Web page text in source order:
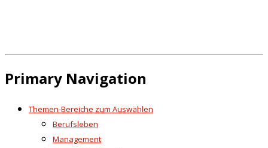
Primary Navigation
Themen-Bereiche zum Auswählen
Berufsleben
Management